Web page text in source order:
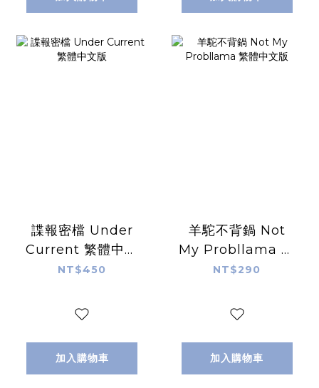
諜報密檔 Under
Current 繁體中文
版
NT$450
加入購物車
羊駝不背鍋 Not
My Probllama 繁
體中文版
NT$290
加入購物車